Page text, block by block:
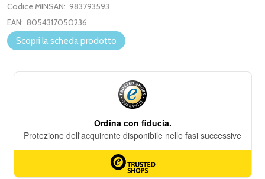
Codice MINSAN: 983793593
EAN: 8054317050236
Scopri la scheda prodotto